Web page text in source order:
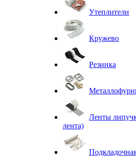
Утеплители
Кружево
Резинка
Ленты
лента)